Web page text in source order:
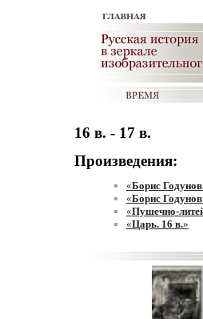
16 в. - 17 в.
Произведения:
«Борис Годунов
«Борис Годунов
«Пушечно-
«Царь. 16 в.»